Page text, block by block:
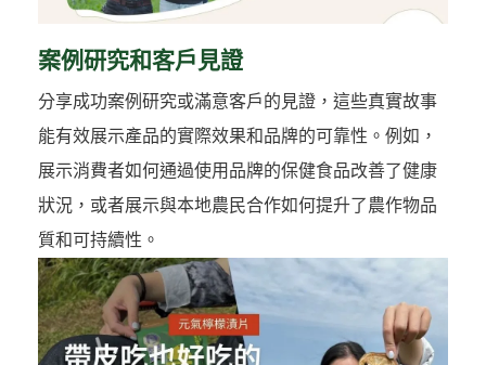
案例研究和客戶見證
分享成功案例研究或滿意客戶的見證，這些真實故事
能有效展示產品的實際效果和品牌的可靠性。例如，
展示消費者如何通過使用品牌的保健食品改善了健康
狀況，或者展示與本地農民合作如何提升了農作物品
質和可持續性。